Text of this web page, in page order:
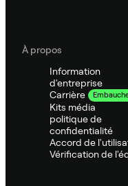
À propos
Information
d'entreprise
Carrière
Kits média
politique de
confidentialité
Accord de
Vérification de